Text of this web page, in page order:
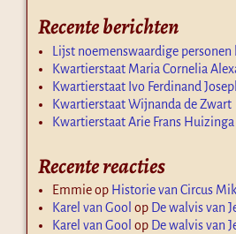
Recente berichten
Lijst noemenswaardige
Kwartierstaat Maria Cornelia
Kwartierstaat Ivo Ferdinand
Kwartierstaat Wijnanda de Zwart
Kwartierstaat Arie Frans Huizinga
Recente reacties
Emmieop Historie van Circus
Karel van Gool op De walvis van
Karel van Gool op De walvis van